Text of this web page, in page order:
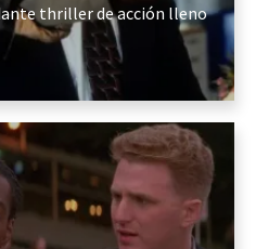
thriller de acción lleno